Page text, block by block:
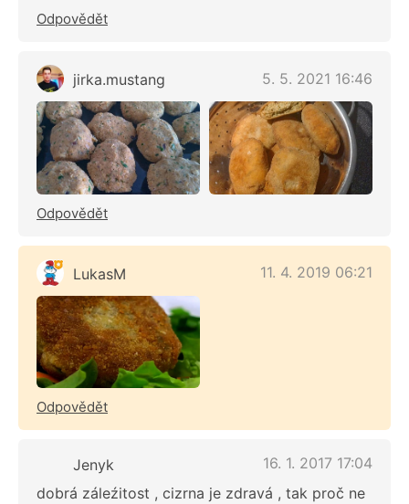
Odpovědět
jirka.mustang 5. 5. 2021 16:46
Odpovědět
LukasM 11. 4. 2019 06:21
Odpovědět
Jenyk
16. 1. 2017 17:04
dobrá záleźitost , cizrna je zdravá , tak proč ne